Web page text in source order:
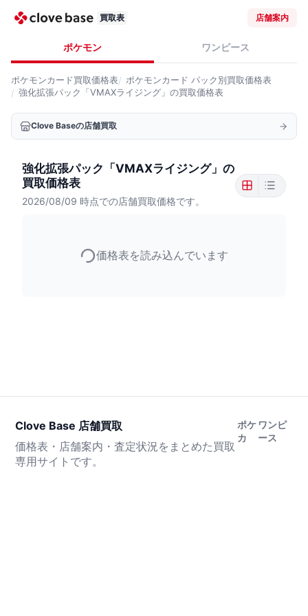
買取表 店舗案内
ポケモン ワンピース
ポケモンカード買取価格表 ポケモンカード パック別買取価格表
強化拡張パック「VMAXライジング」の買取価格表
Clove Baseの店舗買取
強化拡張パック「VMAXライジング」の
買取価格表
2026/08/09 時点での店舗買取価格です。
価格表を読み込んでいます
Clove Base 店舗買取
価格表・店舗案内・査定状況をまとめた買取
専用サイトです。
ポケ
カ
ワンピ
ース